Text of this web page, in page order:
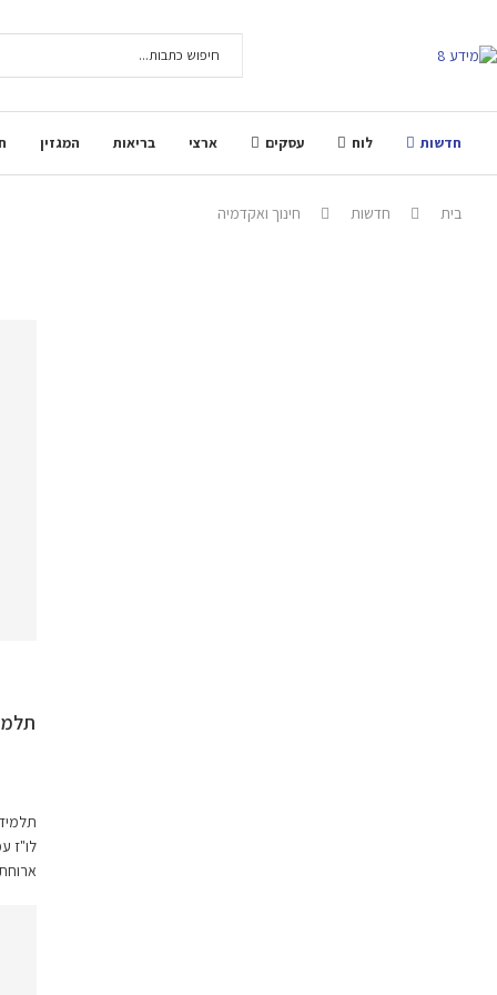
חדשות לוח עסקים ארצי בריאות המגזין
בית חדשות חינוך ואקדמיה
לו"ז